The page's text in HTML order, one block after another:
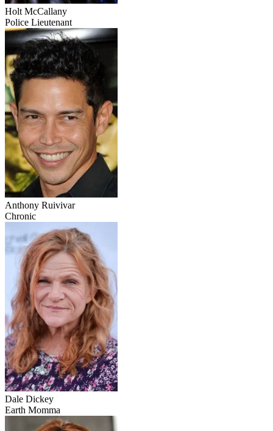
Holt McCallany
Police Lieutenant
Anthony Ruivivar
Chronic
Dale Dickey
Earth Momma